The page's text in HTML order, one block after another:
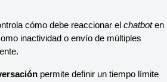
cómo debe reaccionar el chatbot en
inactividad o envío de múltiples
permite definir un tiempo límite